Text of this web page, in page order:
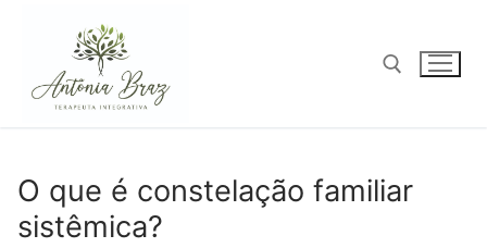
conteúdo
O que é constelação familiar
sistêmica?